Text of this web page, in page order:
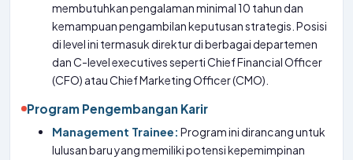
membutuhkan pengalaman minimal 10 tahun dan
kemampuan pengambilan keputusan strategis. Posisi
di level ini termasuk direktur di berbagai departemen
dan C-level executives seperti Chief Financial Officer
(CFO) atau Chief Marketing Officer (CMO).
Program Pengembangan Karir
Management Trainee: Program ini dirancang untuk
lulusan baru yang memiliki potensi kepemimpinan